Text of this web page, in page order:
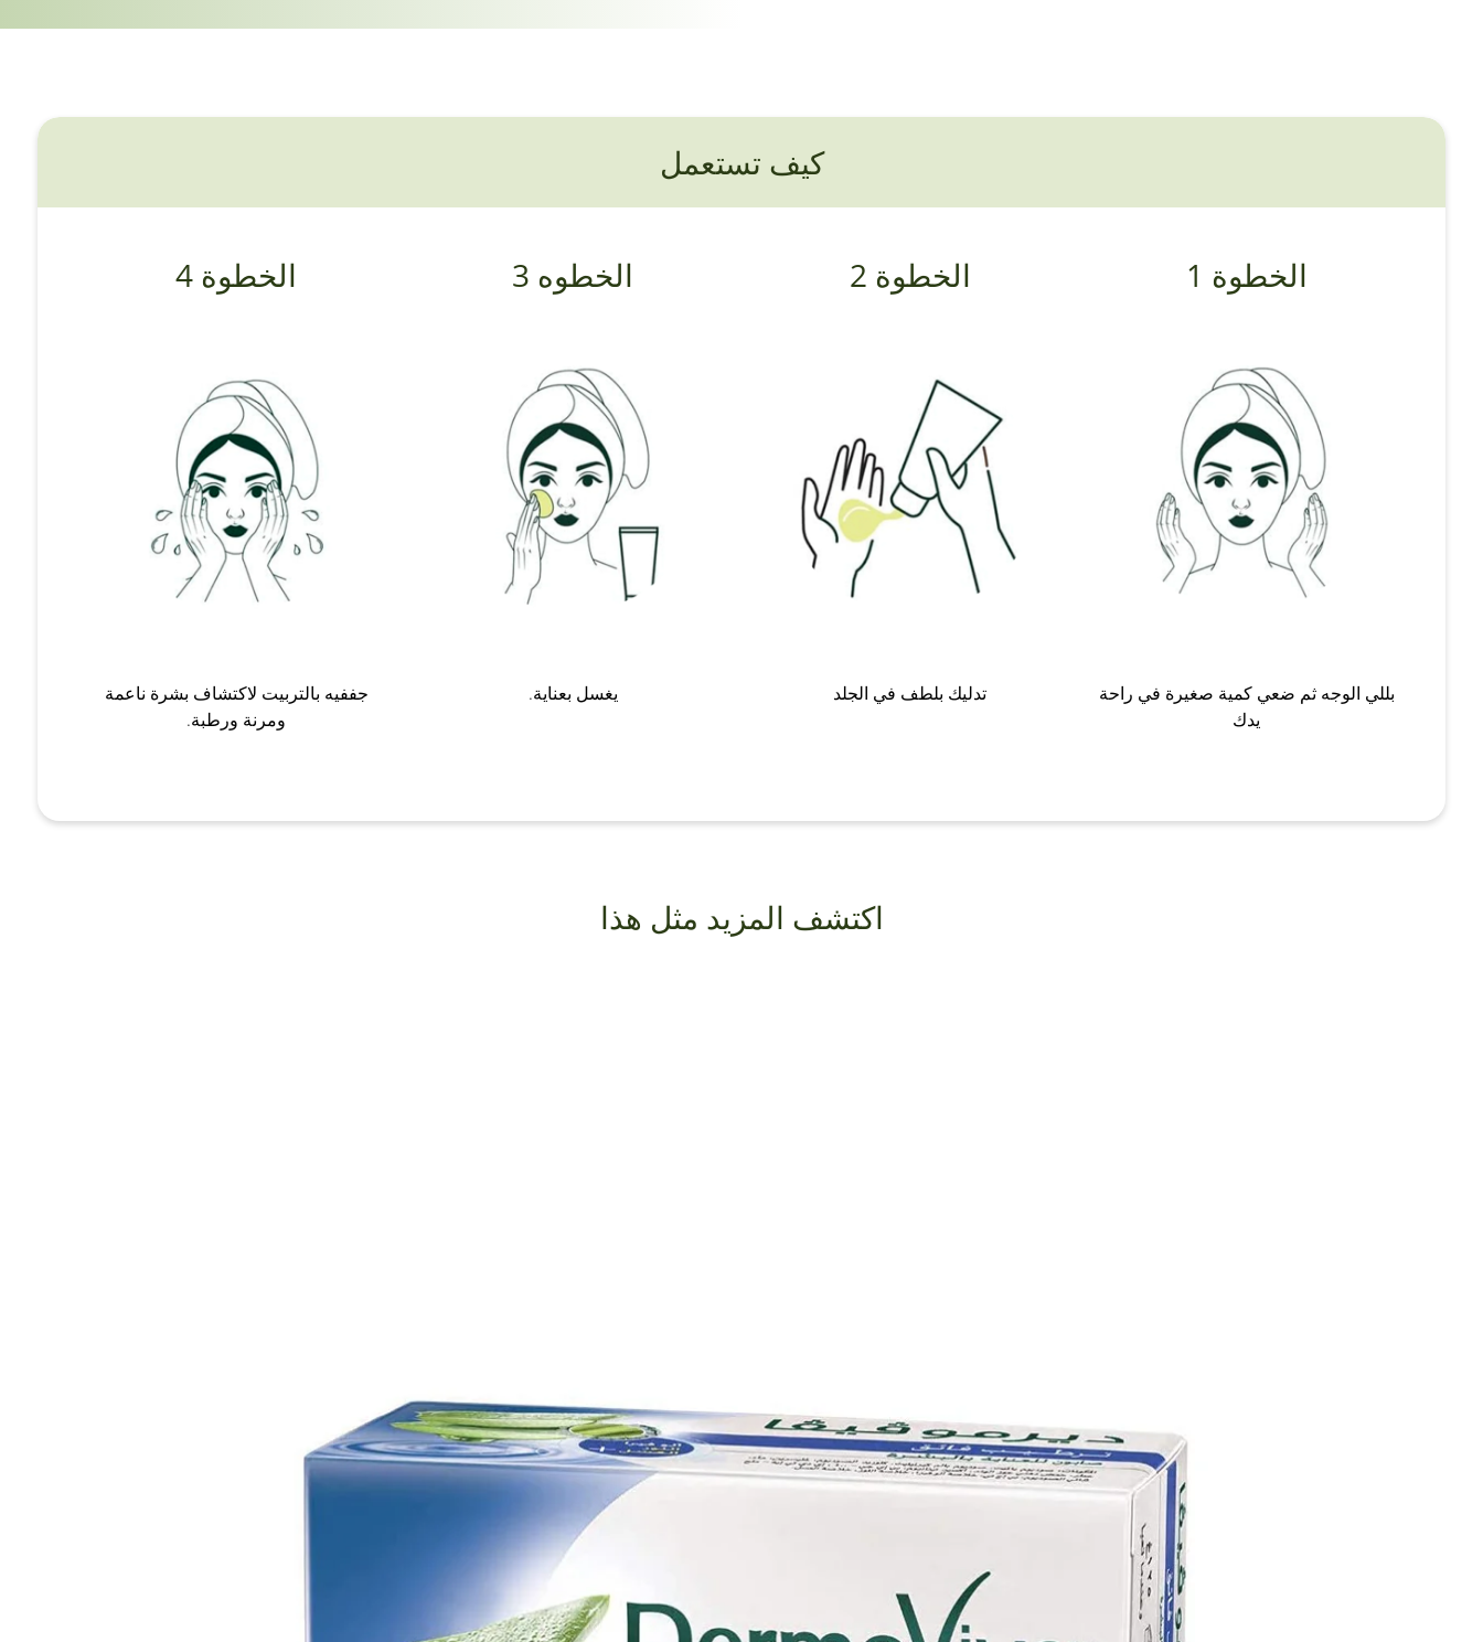
كيف تستعمل
الخطوة 1
بللي الوجه ثم ضعي كمية صغيرة في راحة
يدك
الخطوة 2
تدليك بلطف في الجلد
الخطوه 3
يغسل بعناية.
الخطوة 4
جففيه بالتربيت لاكتشاف بشرة ناعمة
ومرنة ورطبة.
اكتشف المزيد مثل هذا